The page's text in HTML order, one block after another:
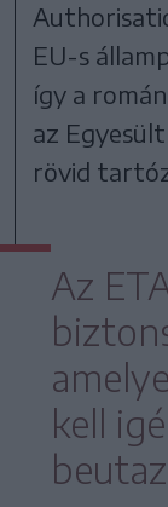
EU-s
így a
az
rövid
Az
kell